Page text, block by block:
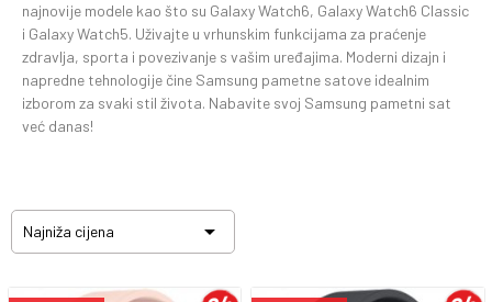
najnovije modele kao što su Galaxy Watch6, Galaxy Watch6 Classic
i Galaxy Watch5. Uživajte u vrhunskim funkcijama za praćenje
zdravlja, sporta i povezivanje s vašim uređajima. Moderni dizajn i
napredne tehnologije čine Samsung pametne satove idealnim
izborom za svaki stil života. Nabavite svoj Samsung pametni sat
već danas!
Najniža cijena 